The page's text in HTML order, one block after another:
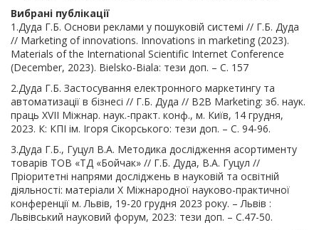
Вибрані публікації
1.Дуда Г.Б. Основи реклами у пошуковій системі // Г.Б. Дуда
// Marketing of innovations. Innovations in marketing (2023).
Materials of the International Scientific Internet Conference
(December, 2023). Bielsko-Biala: тези доп. – С. 157
2.Дуда Г.Б. Застосування електронного маркетингу та
автоматизації в бізнесі // Г.Б. Дуда // B2B Marketing: зб. наук.
праць XVII Міжнар. наук.-практ. конф., м. Київ, 14 грудня,
2023. К: КПІ ім. Ігоря Сікорського: тези доп. – С. 94-96.
3.Дуда Г.Б., Гуцул В.А. Методика дослідження асортименту
товарів ТОВ «ТД «Бойчак» // Г.Б. Дуда, В.А. Гуцул //
Пріоритетні напрями досліджень в науковій та освітній
діяльності: матеріали Х Міжнародної науково-практичної
конференції м. Львів, 19-20 грудня 2023 року. – Львів :
Львівський науковий форум, 2023: тези доп. – С.47-50.